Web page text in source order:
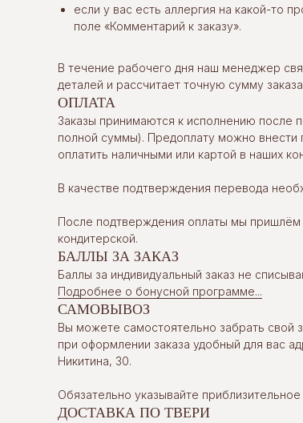
если у вас есть аллергия на какой-то
поле «Комментарий к заказу».
В течение рабочего дня наш менеджер
деталей и рассчитает точную сумму
ОПЛАТА
Заказы принимаются к исполнению после
полной суммы). Предоплату можно внести
оплатить наличными или картой в наших
В качестве подтверждения перевода
После подтверждения оплаты мы пришлём
кондитерской.
БАЛЛЫ ЗА ЗАКАЗ
Баллы за индивидуальный заказ не
Подробнее о бонусной программе...
САМОВЫВОЗ
Вы можете самостоятельно забрать свой
при оформлении заказа удобный для вас
Никитина, 30.
Обязательно указывайте
ДОСТАВКА ПО ТВЕРИ